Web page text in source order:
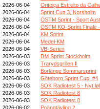
2026-06-04
Oritoiça Estreito da
2026-06-04
Sprint Cup 3, Norsholm
2026-06-04
ÖSTM Sprint - Sport
2026-06-04
ÖSTM KO-Sprint Finale
2026-06-04
KM Sprint
2026-06-04
Medel-KM
2026-06-04
VB-Serien
2026-06-03
DM Sprint Stockholm
2026-06-03
Trarydsgrillen II
2026-06-03
Borlänge Sommarsprint
2026-06-03
Göteborg Sprint Cup, #4
2026-06-03
SOK Radiotest 5 - Nyt
2026-06-03
SOK Radiotest 8
2026-06-03
SOK Radiotest 8
2026-06-02
Poängtävling 2